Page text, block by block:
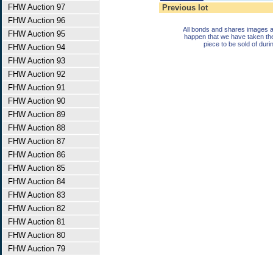
FHW Auction 97
FHW Auction 96
FHW Auction 95
FHW Auction 94
FHW Auction 93
FHW Auction 92
FHW Auction 91
FHW Auction 90
FHW Auction 89
FHW Auction 88
FHW Auction 87
FHW Auction 86
FHW Auction 85
FHW Auction 84
FHW Auction 83
FHW Auction 82
FHW Auction 81
FHW Auction 80
FHW Auction 79
Previous lot
All bonds and shares images
happen that we have taken
piece to be sold of